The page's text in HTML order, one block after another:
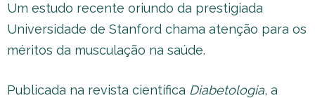
Um estudo recente oriundo da prestigiada
Universidade de Stanford chama atenção para os
méritos da musculação na saúde.
Publicada na revista científica Diabetologia, a